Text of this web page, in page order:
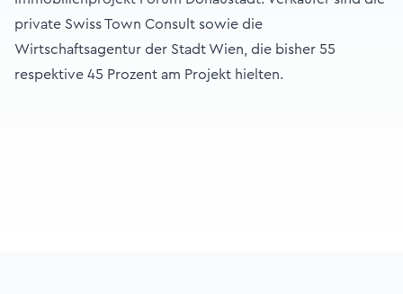
private Swiss Town Consult sowie die
Wirtschaftsagentur der Stadt Wien, die bisher 55
respektive 45 Prozent am Projekt hielten.